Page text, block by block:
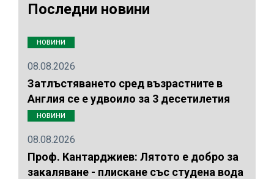
Последни новини
НОВИНИ
08.08.2026
Затлъстяването сред възрастните в
Англия се е удвоило за 3 десетилетия
НОВИНИ
08.08.2026
Проф. Кантарджиев: Лятото е добро за
закаляване - плискане със студена вода